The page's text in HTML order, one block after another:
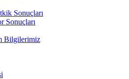
Sonuçları
Sonuçları
Bilgilerimiz